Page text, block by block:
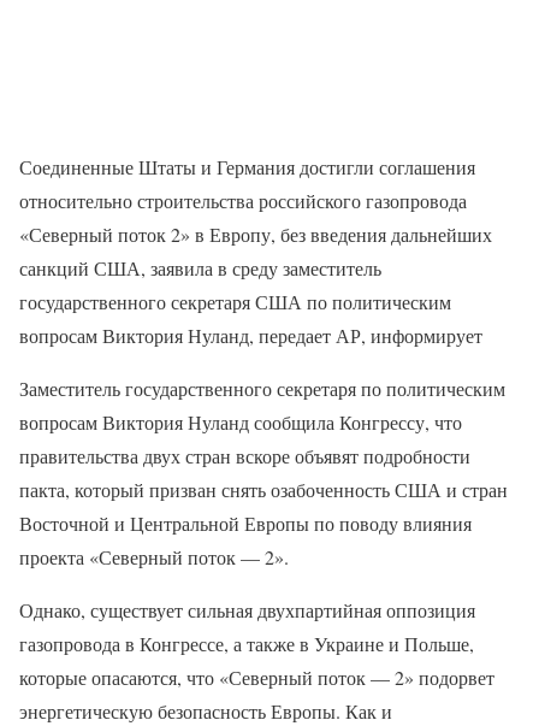
Соединенные Штаты и Германия достигли соглашения
относительно строительства российского газопровода
«Северный поток 2» в Европу, без введения дальнейших
санкций США, заявила в среду заместитель
государственного секретаря США по политическим
вопросам Виктория Нуланд, передает АР, информирует
Заместитель государственного секретаря по политическим
вопросам Виктория Нуланд сообщила Конгрессу, что
правительства двух стран вскоре объявят подробности
пакта, который призван снять озабоченность США и стран
Восточной и Центральной Европы по поводу влияния
проекта «Северный поток — 2».
Однако, существует сильная двухпартийная оппозиция
газопровода в Конгрессе, а также в Украине и Польше,
которые опасаются, что «Северный поток — 2» подорвет
энергетическую безопасность Европы. Как и